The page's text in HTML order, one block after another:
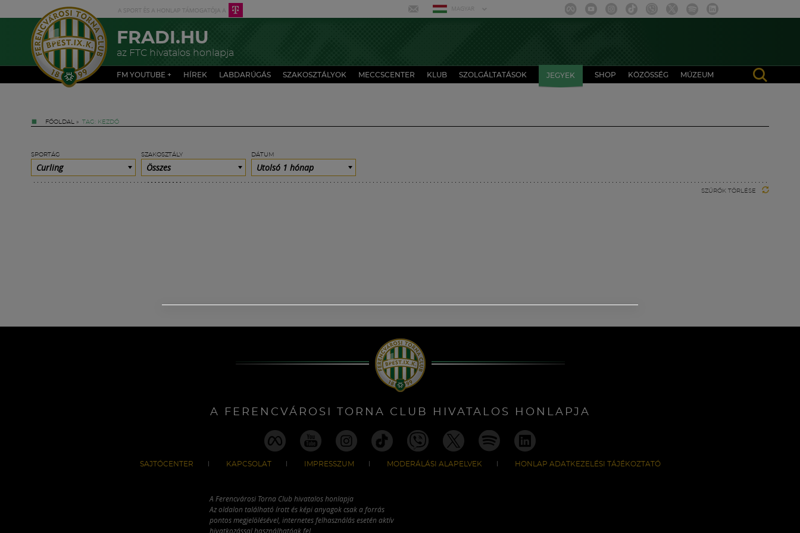
MAGYAR
FRADI.HU
az FTC hivatalos honlapja
FM YOUTUBE + HÍREK LABDARÚGÁS SZAKOSZTÁLYOK MECCSCENTER KLUB SZOLGÁLTATÁSOK JEGYEK SHOP KÖZÖSSÉG MÚZEUM
FŐOLDAL » TAG: KEZDŐ
SPORTÁG
Curling
SZAKOSZTÁLY
Összes
DÁTUM
Utolsó 1 hónap
SZŰRŐK TÖRLÉSE
A FERENCVÁROSI TORNA CLUB HIVATALOS HONLAPJA
SAJTÓCENTER KAPCSOLAT IMPRESSZUM MODERÁLÁSI ALAPELVEK HONLAP ADATKEZELÉSI TÁJÉKOZTATÓ
A Ferencvárosi Torna Club hivatalos honlapja
Az oldalon található írott és képi anyagok csak a forrás
pontos megjelölésével, internetes felhasználás esetén aktív
hivatkozással használhatóak fel.